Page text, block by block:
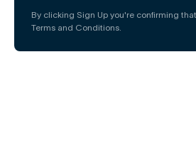
By clicking Sign Up you're confirming
Terms and Conditions.